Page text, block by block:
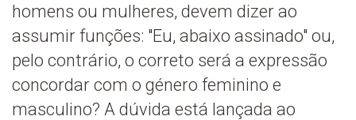
homens ou mulheres, devem dizer ao
assumir funções: "Eu, abaixo assinado" ou,
pelo contrário, o correto será a expressão
concordar com o género feminino e
masculino? A dúvida está lançada ao